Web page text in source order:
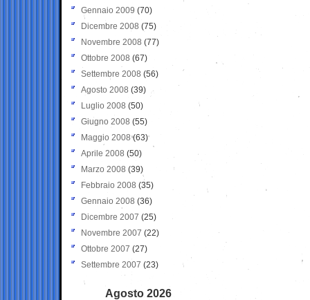
Gennaio 2009 (70)
Dicembre 2008 (75)
Novembre 2008 (77)
Ottobre 2008 (67)
Settembre 2008 (56)
Agosto 2008 (39)
Luglio 2008 (50)
Giugno 2008 (55)
Maggio 2008(63)
Aprile 2008 (50)
Marzo 2008 (39)
Febbraio 2008 (35)
Gennaio 2008 (36)
Dicembre 2007 (25)
Novembre 2007 (22)
Ottobre 2007 (27)
Settembre 2007 (23)
Agosto 2026